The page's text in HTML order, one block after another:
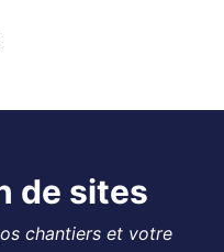
de sites
chantiers et votre